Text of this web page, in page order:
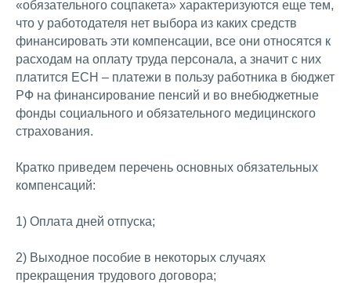
«обязательного соцпакета» характеризуются еще тем,
что у работодателя нет выбора из каких средств
финансировать эти компенсации, все они относятся к
расходам на оплату труда персонала, а значит с них
платится ЕСН – платежи в пользу работника в бюджет
РФ на финансирование пенсий и во внебюджетные
фонды социального и обязательного медицинского
страхования.
Кратко приведем перечень основных обязательных
компенсаций:
1) Оплата дней отпуска;
2) Выходное пособие в некоторых случаях
прекращения трудового договора;